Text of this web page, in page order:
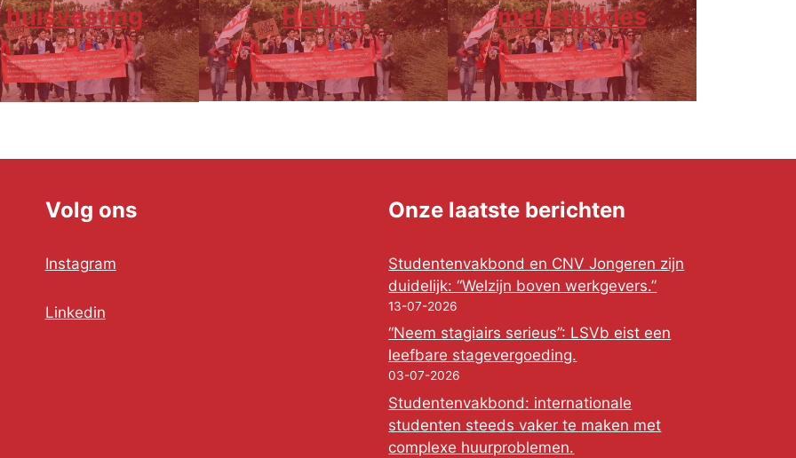
huisvesting
Hotline
met stekkies
Volg ons
Instagram
Linkedin
Onze laatste berichten
Studentenvakbond en CNV Jongeren zijn
duidelijk: “Welzijn boven werkgevers.”
13-07-2026
“Neem stagiairs serieus”: LSVb eist een
leefbare stagevergoeding.
03-07-2026
Studentenvakbond: internationale
studenten steeds vaker te maken met
complexe huurproblemen.